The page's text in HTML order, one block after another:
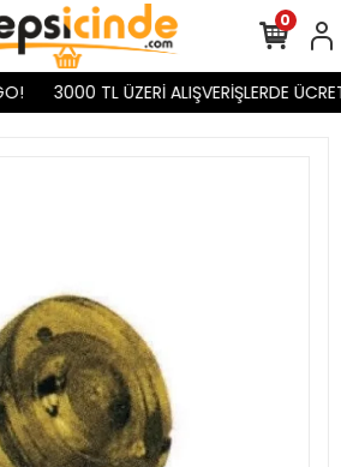
3000 TL ÜZERİ ALIŞVERİŞLERDE
0